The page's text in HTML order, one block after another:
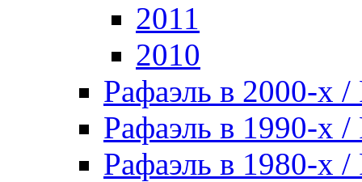
2011
2010
Рафаэль в 2000-х /
Рафаэль в 1990-х /
Рафаэль в 1980-х /